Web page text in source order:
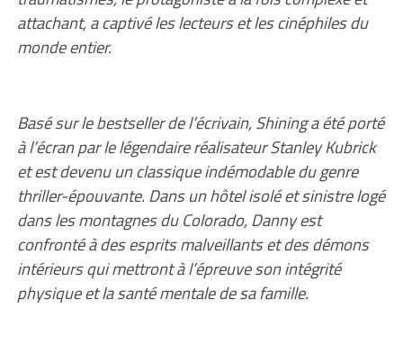
attachant, a captivé les lecteurs et les cinéphiles du
monde entier.
Basé sur le bestseller de l’écrivain, Shining a été porté
à l’écran par le légendaire réalisateur Stanley Kubrick
et est devenu un classique indémodable du genre
thriller-épouvante. Dans un hôtel isolé et sinistre logé
dans les montagnes du Colorado, Danny est
confronté à des esprits malveillants et des démons
intérieurs qui mettront à l’épreuve son intégrité
physique et la santé mentale de sa famille.